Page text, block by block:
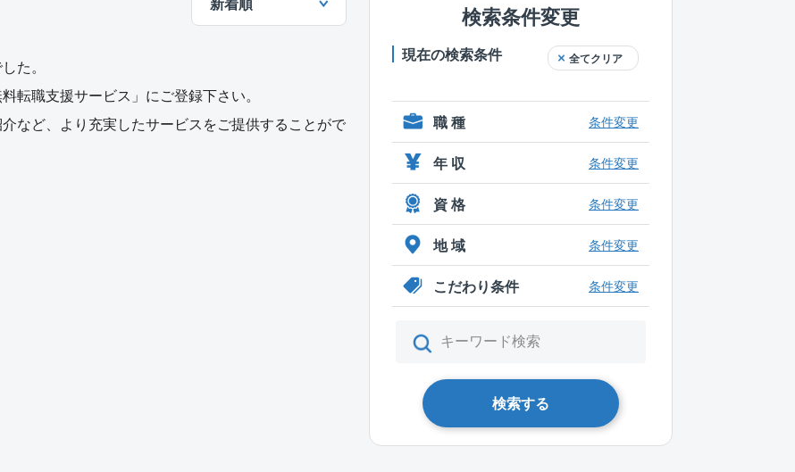
た。
転職支援サービス」にご登録下さい。
など、より充実したサービスをご提供することがで
検索条件変更
現在の検索条件 全てクリア
職 種 条件変更
年 収 条件変更
資 格 条件変更
地 域 条件変更
こだわり条件 条件変更
検索する